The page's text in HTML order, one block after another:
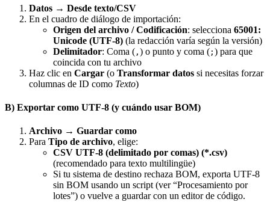
Datos → Desde texto/CSV
En el cuadro de diálogo de importación:
Origen del archivo / Codificación: selecciona 65001:
Unicode (UTF‑8) (la redacción varía según la versión)
Delimitador: Coma ( , ) o punto y coma ( ; ) para que
coincida con tu archivo
Haz clic en Cargar (o Transformar datos si necesitas forzar
columnas de ID como Texto)
B) Exportar como UTF‑8 (y cuándo usar BOM)
Archivo → Guardar como
Para Tipo de archivo, elige:
CSV UTF‑8 (delimitado por comas) (*.csv)
(recomendado para texto multilingüe)
Si tu sistema de destino rechaza BOM, exporta UTF‑8
sin BOM usando un script (ver “Procesamiento por
lotes”) o vuelve a guardar con un editor de código.